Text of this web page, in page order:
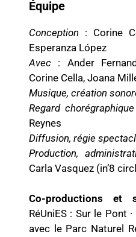
Équipe
Conception : Corine
Esperanza López
Avec : Ander
Corine Cella, Joana
Musique, création
Regard chorégraphique
Reynes
Diffusion, régie
Production,
Carla Vasquez (in’8
Co-productions et
RéUniES : Sur le Pont
avec le Parc Naturel